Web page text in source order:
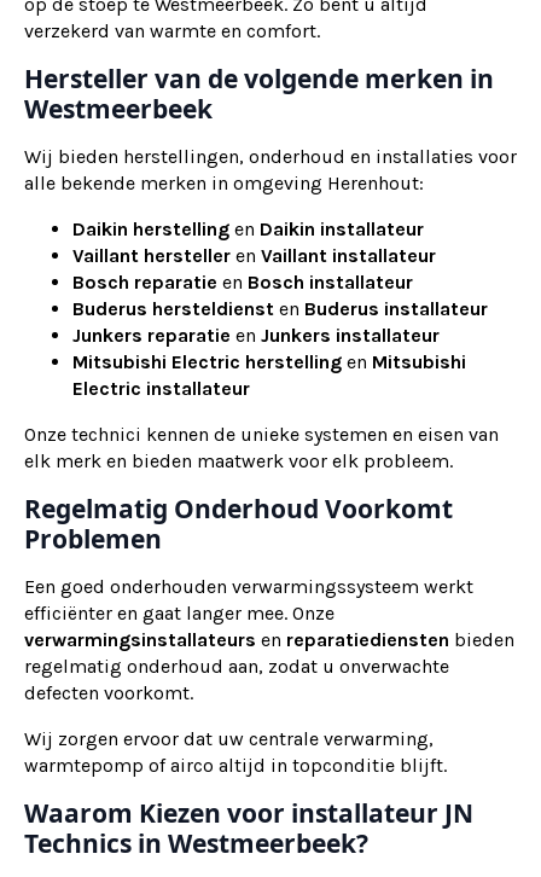
verzekerd van warmte en comfort.
Hersteller van de volgende merken in
Westmeerbeek
Wij bieden herstellingen, onderhoud en installaties voor
alle bekende merken in omgeving Herenhout:
Daikin herstelling en Daikin installateur
Vaillant hersteller en Vaillant installateur
Bosch reparatie en Bosch installateur
Buderus hersteldienst en Buderus installateur
Junkers reparatie en Junkers installateur
Mitsubishi Electric herstelling en Mitsubishi
Electric installateur
Onze technici kennen de unieke systemen en eisen van
elk merk en bieden maatwerk voor elk probleem.
Regelmatig Onderhoud Voorkomt
Problemen
Een goed onderhouden verwarmingssysteem werkt
efficiënter en gaat langer mee. Onze
verwarmingsinstallateurs en reparatiediensten bieden
regelmatig onderhoud aan, zodat u onverwachte
defecten voorkomt.
Wij zorgen ervoor dat uw centrale verwarming,
warmtepomp of airco altijd in topconditie blijft.
Waarom Kiezen voor installateur JN
Technics in Westmeerbeek?